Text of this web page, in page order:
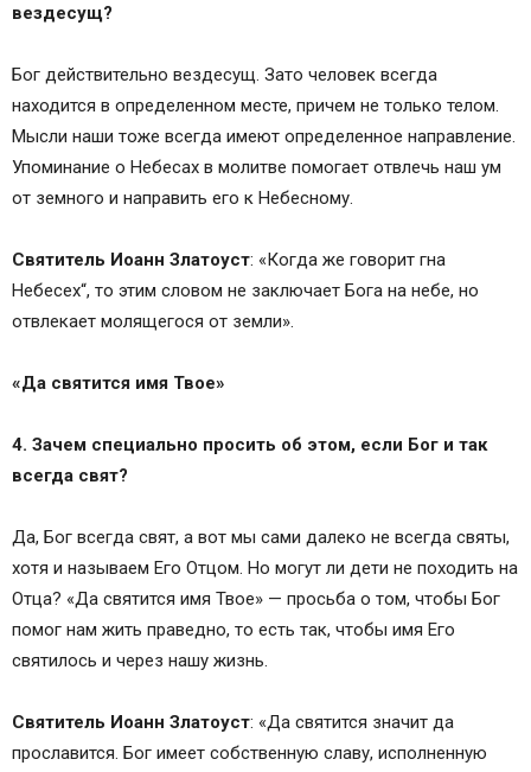
вездесущ?
Бог действительно вездесущ. Зато человек всегда
находится в определенном месте, причем не только телом.
Мысли наши тоже всегда имеют определенное направление.
Упоминание о Небесах в молитве помогает отвлечь наш ум
от земного и направить его к Небесному.
Святитель Иоанн Златоуст: «Когда же говорит гна
Небесех“, то этим словом не заключает Бога на небе, но
отвлекает молящегося от земли».
«Да святится имя Твое»
4. Зачем специально просить об этом, если Бог и так
всегда свят?
Да, Бог всегда свят, а вот мы сами далеко не всегда святы,
хотя и называем Его Отцом. Но могут ли дети не походить на
Отца? «Да святится имя Твое» — просьба о том, чтобы Бог
помог нам жить праведно, то есть так, чтобы имя Его
святилось и через нашу жизнь.
Святитель Иоанн Златоуст: «Да святится значит да
прославится. Бог имеет собственную славу, исполненную